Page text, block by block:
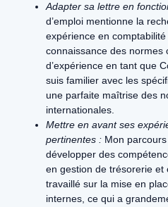
Adapter sa lettre en
d’emploi mentionne la
expérience en
connaissance des normes
d’expérience en tant que
suis familier avec les
une parfaite maîtrise des
internationales.
Mettre en avant ses
pertinentes : Mon
développer des
en gestion de trésorerie et
travaillé sur la mise en
internes, ce qui a